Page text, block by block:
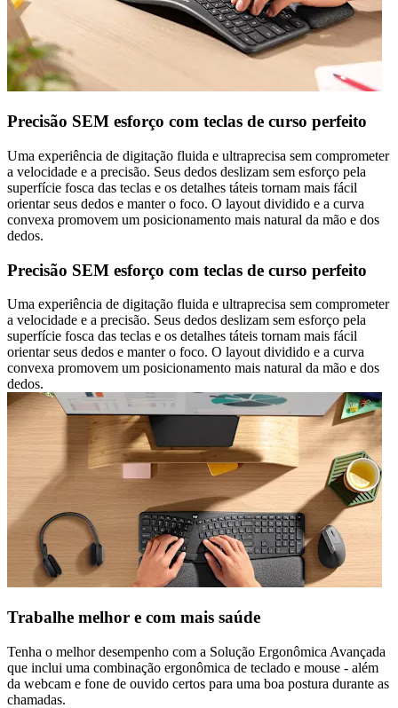
Precisão SEM esforço com teclas de curso perfeito
Uma experiência de digitação fluida e ultraprecisa sem comprometer
a velocidade e a precisão. Seus dedos deslizam sem esforço pela
superfície fosca das teclas e os detalhes táteis tornam mais fácil
orientar seus dedos e manter o foco. O layout dividido e a curva
convexa promovem um posicionamento mais natural da mão e dos
dedos.
Precisão SEM esforço com teclas de curso perfeito
Uma experiência de digitação fluida e ultraprecisa sem comprometer
a velocidade e a precisão. Seus dedos deslizam sem esforço pela
superfície fosca das teclas e os detalhes táteis tornam mais fácil
orientar seus dedos e manter o foco. O layout dividido e a curva
convexa promovem um posicionamento mais natural da mão e dos
dedos.
Trabalhe melhor e com mais saúde
Tenha o melhor desempenho com a Solução Ergonômica Avançada
que inclui uma combinação ergonômica de teclado e mouse - além
da webcam e fone de ouvido certos para uma boa postura durante as
chamadas.